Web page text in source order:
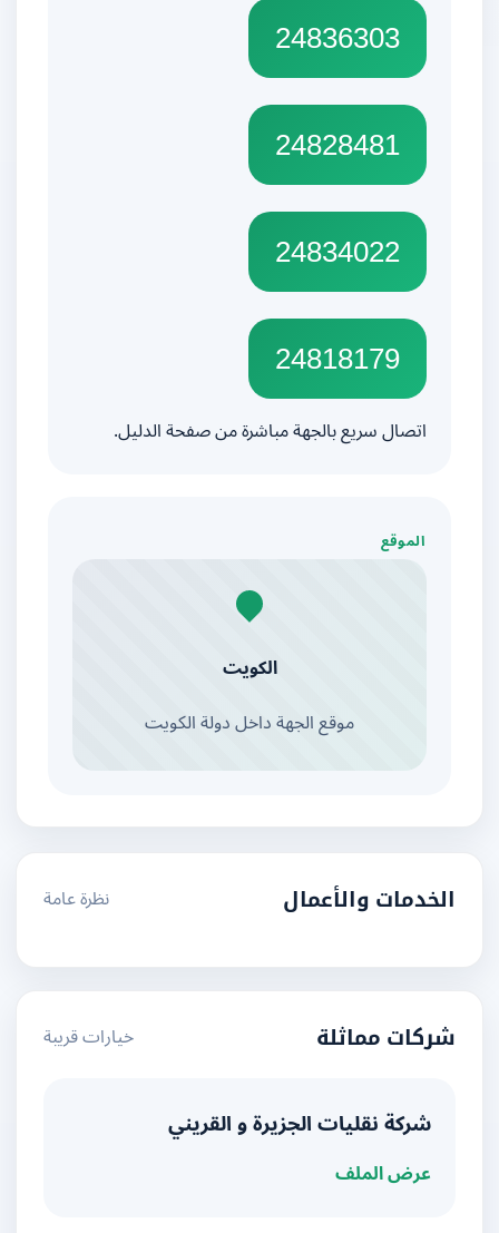
24836303
24828481
24834022
24818179
اتصال سريع بالجهة مباشرة من صفحة الدليل.
الموقع
الكويت
موقع الجهة داخل دولة الكويت
الخدمات والأعمال نظرة عامة
شركات مماثلة خيارات قريبة
شركة نقليات الجزيرة و القريني
عرض الملف